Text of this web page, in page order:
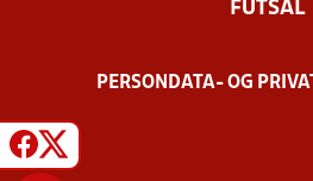
FUTSAL
PERSONDATA- OG